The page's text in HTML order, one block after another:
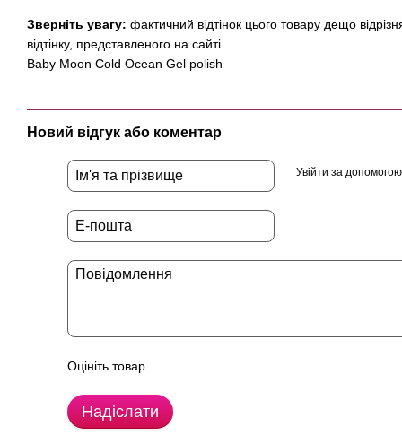
Зверніть увагу: фактичний відтінок цього товару дещо
відтінку, представленого на сайті.
Baby Moon Cold Ocean Gel polish
Новий відгук або коментар
Увійти за допомогою
Оцініть товар
Надіслати